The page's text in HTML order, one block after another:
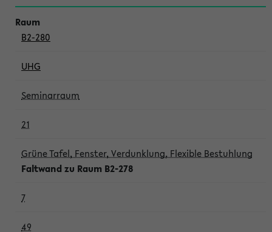
B2-280
UHG
Seminarraum
21
Grüne Tafel, Fenster, Verdunklung, Flexible Bestuhlung
Faltwand zu Raum B2-278
7
49